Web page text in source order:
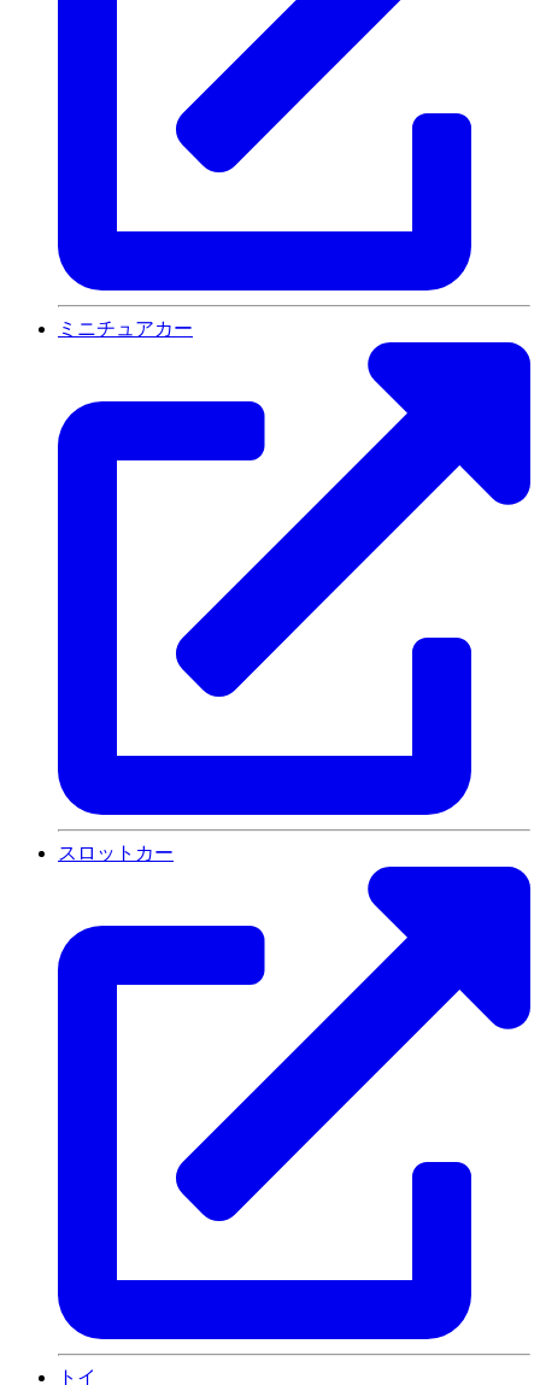
ミニチュアカー
スロットカー
トイ